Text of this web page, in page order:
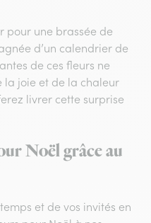
pour une brassée de
d’un calendrier de
de ces fleurs ne
la joie et de la chaleur
livrer cette surprise
Noël grâce au
et de vos invités en